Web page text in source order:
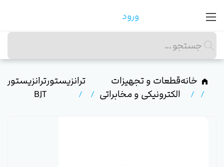
ورود
خانهقطعات و تجهیزات
الکترونیکی و مخابراتی
ترانزیستورترانزیستور
BJT